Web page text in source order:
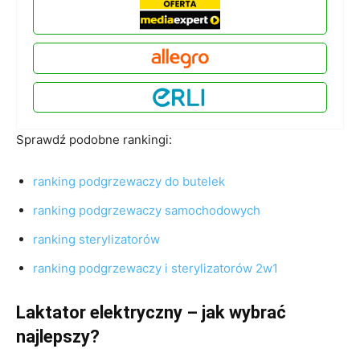
Sprawdź podobne rankingi:
ranking podgrzewaczy do butelek
ranking podgrzewaczy samochodowych
ranking sterylizatorów
ranking podgrzewaczy i sterylizatorów 2w1
Laktator elektryczny – jak wybrać
najlepszy?